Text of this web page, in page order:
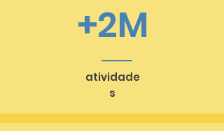
+2M
atividade
s